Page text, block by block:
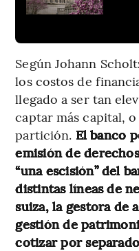
Según Johann
los costos de
llegado a ser tan
captar más capital,
partición. El banco
emisión de
“una escisión” del
distintas líneas de
suiza, la gestora de
gestión de
cotizar por